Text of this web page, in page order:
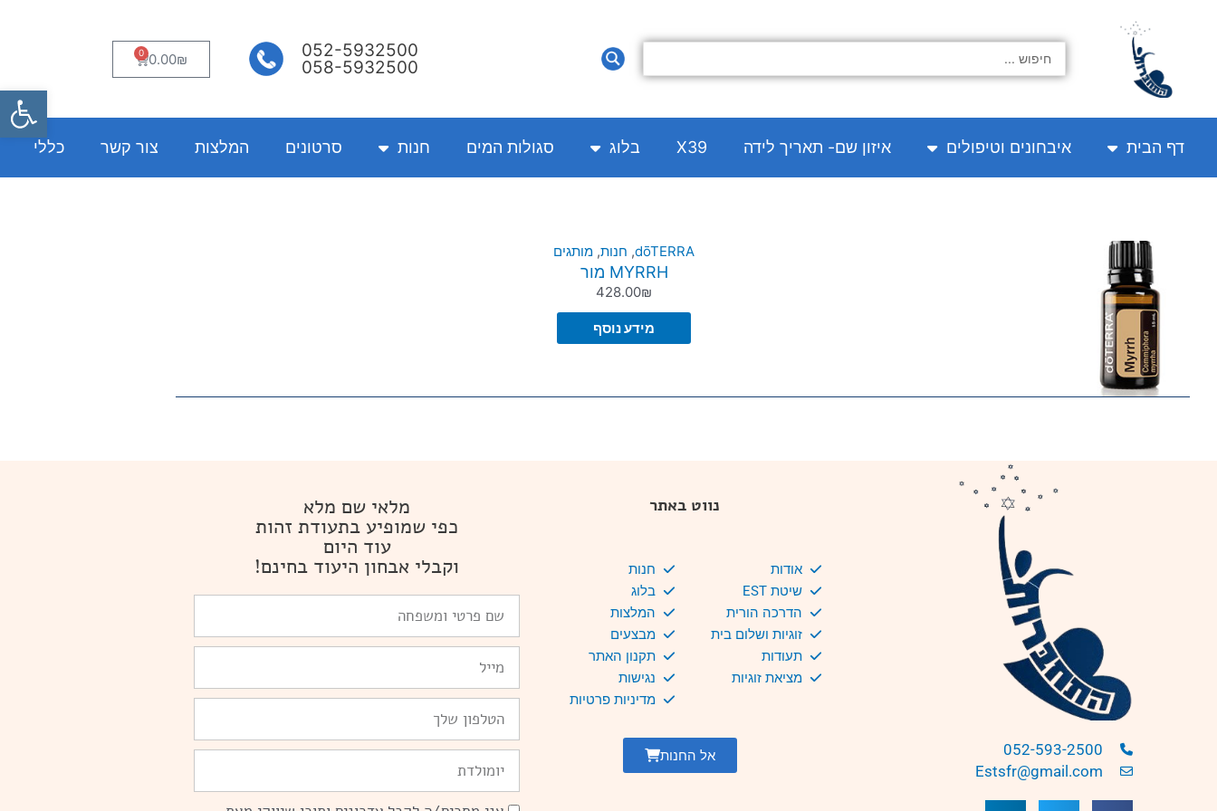
...
052-5932500
058-5932500
0.00₪
0
עגלת
קניות
דף הבית איבחונים וטיפולים איזון שם- תאריך לידה X39 בלוג סגולות המים חנות סרטונים המלצות צור קשר כללי
dōTERRA
, חנות, מותגים
MYRRH מור
428.00₪
מידע נוסף
052-593-2500
Estsfr@gmail.com
נווט באתר
אודות
שיטת EST
הדרכה הורית
זוגיות ושלום בית
תעודות
מציאת זוגיות
חנות
בלוג
המלצות
מבצעים
תקנון האתר
נגישות
מדיניות פרטיות
אל החנות
מלאי שם מלא
כפי שמופיע בתעודת זהות
עוד היום
וקבלי אבחון היעוד בחינם!
פרטי
ומשפחה